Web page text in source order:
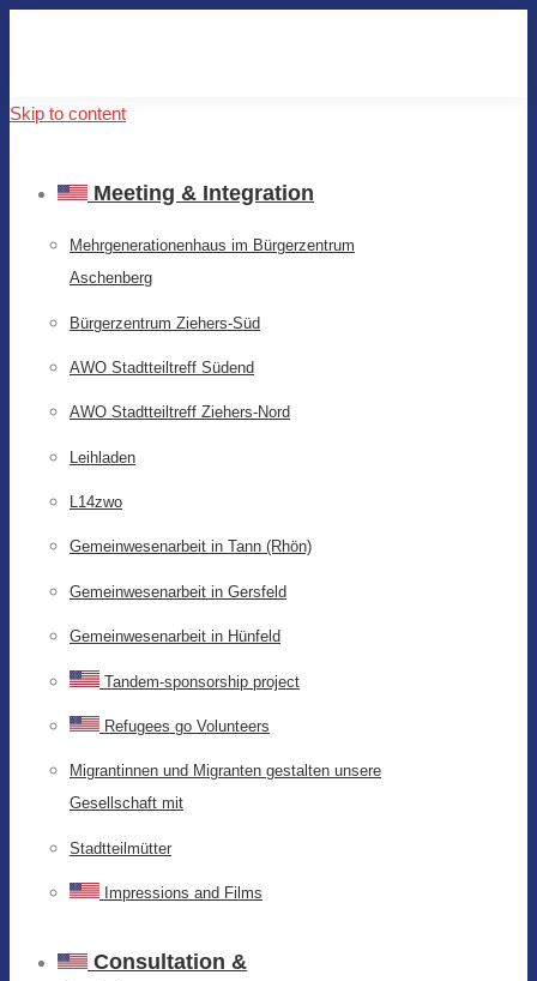
Skip to content
Meeting & Integration
Mehrgenerationenhaus im Bürgerzentrum
Aschenberg
Bürgerzentrum Ziehers-Süd
AWO Stadtteiltreff Südend
AWO Stadtteiltreff Ziehers-Nord
Leihladen
L14zwo
Gemeinwesenarbeit in Tann (Rhön)
Gemeinwesenarbeit in Gersfeld
Gemeinwesenarbeit in Hünfeld
Tandem-sponsorship project
Refugees go Volunteers
Migrantinnen und Migranten gestalten unsere
Gesellschaft mit
Stadtteilmütter
Impressions and Films
Consultation &